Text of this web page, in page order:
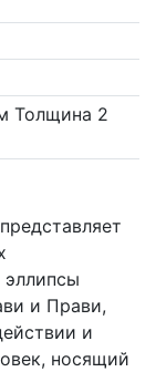
Толщина 2
эллипсы
и Прави,
и
носящий